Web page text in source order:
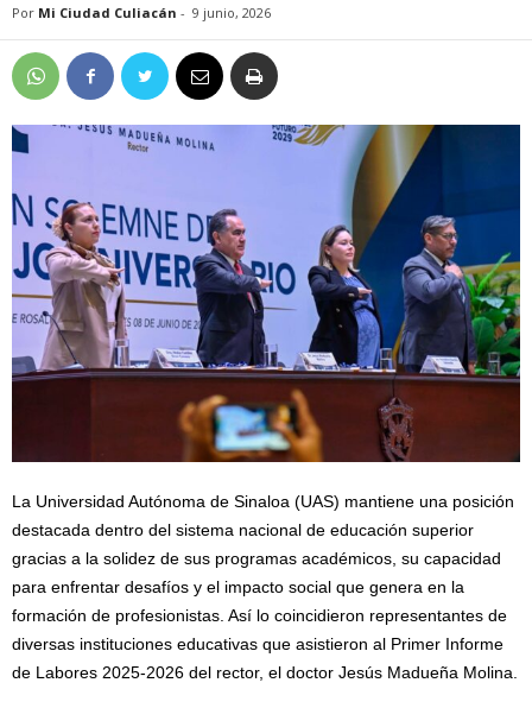
Por Mi Ciudad Culiacán - 9 junio, 2026
La Universidad Autónoma de Sinaloa (UAS) mantiene una posición
destacada dentro del sistema nacional de educación superior
gracias a la solidez de sus programas académicos, su capacidad
para enfrentar desafíos y el impacto social que genera en la
formación de profesionistas. Así lo coincidieron representantes de
diversas instituciones educativas que asistieron al Primer Informe
de Labores 2025-2026 del rector, el doctor Jesús Madueña Molina.